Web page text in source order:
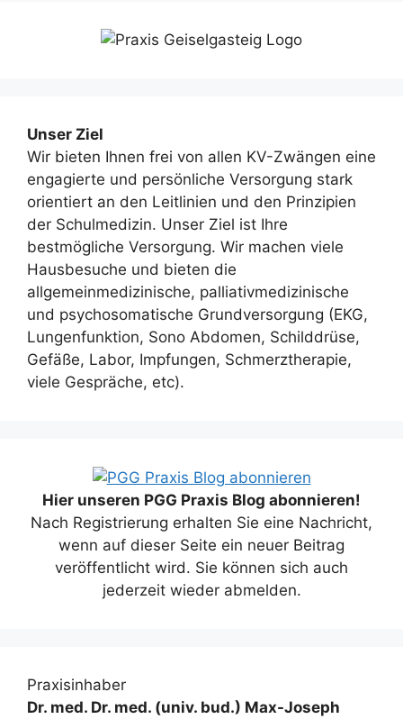
Unser Ziel
Wir bieten Ihnen frei von allen KV-Zwängen eine
engagierte und persönliche Versorgung stark
orientiert an den Leitlinien und den Prinzipien
der Schulmedizin. Unser Ziel ist Ihre
bestmögliche Versorgung. Wir machen viele
Hausbesuche und bieten die
allgemeinmedizinische, palliativmedizinische
und psychosomatische Grundversorgung (EKG,
Lungenfunktion, Sono Abdomen, Schilddrüse,
Gefäße, Labor, Impfungen, Schmerztherapie,
viele Gespräche, etc).
Hier unseren PGG Praxis Blog abonnieren!
Nach Registrierung erhalten Sie eine Nachricht,
wenn auf dieser Seite ein neuer Beitrag
veröffentlicht wird. Sie können sich auch
jederzeit wieder abmelden.
Praxisinhaber
Dr. med. Dr. med. (univ. bud.) Max-Joseph